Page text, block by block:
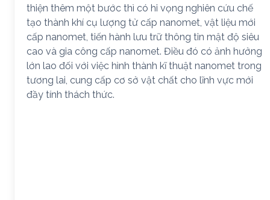
thiện thêm một bước thì có hi vọng nghiên cứu chế
tạo thành khí cụ lượng tử cấp nanomet, vật liệu mới
cấp nanomet, tiến hành lưu trữ thông tin mật độ siêu
cao và gia công cấp nanomet. Điều đó có ảnh hưởng
lớn lao đối với việc hình thành kĩ thuật nanomet trong
tương lai, cung cấp cơ sở vật chất cho lĩnh vực mới
đầy tính thách thức.